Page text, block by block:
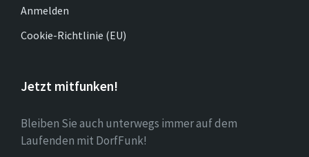
Anmelden
Cookie-Richtlinie (EU)
Jetzt mitfunken!
Bleiben Sie auch unterwegs immer auf dem
Laufenden mit DorfFunk!